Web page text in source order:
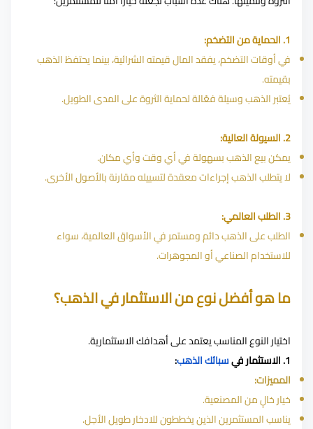
1. الحماية من التضخم:
في أوقات التضخم، يفقد المال قيمته الشرائية، بينما يحتفظ الذهب
بقيمته.
يُعتبر الذهب وسيلة فعّالة لحماية الثروة على المدى الطويل.
2. السيولة العالية:
يمكن بيع الذهب بسهولة في أي وقت وأي مكان.
لا يتطلب الذهب إجراءات معقدة لتسييله مقارنة بالأصول الأخرى.
3. الطلب العالمي:
الطلب على الذهب دائم ومستمر في الأسواق العالمية، سواء
للاستخدام الصناعي أو المجوهرات.
ما هو أفضل نوع من الاستثمار في الذهب؟
اختيار النوع المناسب يعتمد على أهدافك الاستثمارية.
1. الاستثمار في
سبائك الذهب:
المميزات:
خيار خالٍ من المصنعية.
يناسب المستثمرين الذين يخططون للادخار طويل الأجل.